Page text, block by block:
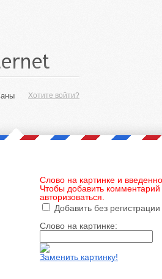
Хотите войти?
Слово на картинке и
Чтобы добавить комментарий
авторизоваться.
Добавить без регистрации
Слово на картинке:
Заменить картинку!